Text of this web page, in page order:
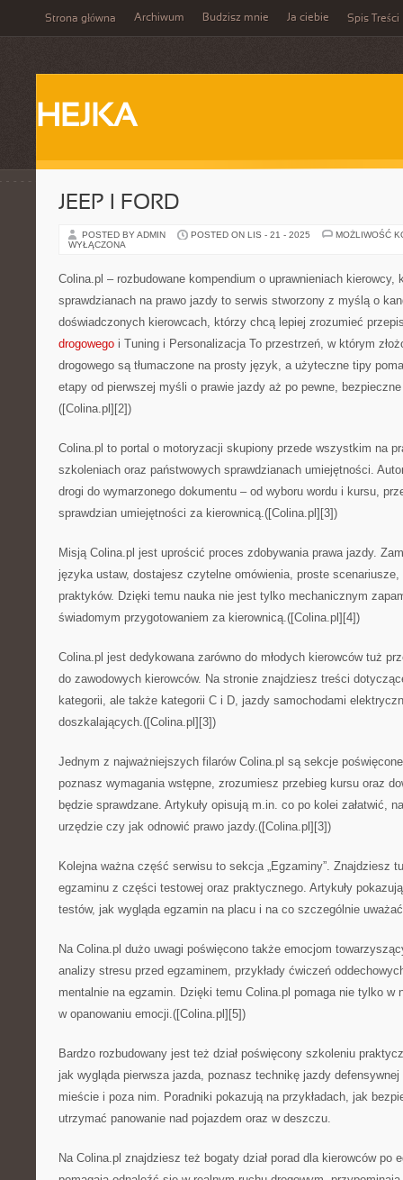
Strona główna Archiwum Budzisz mnie Ja ciebie Spis Treści
HEJKA
JEEP I FORD
POSTED BY ADMIN POSTED ON LIS - 21 - 2025
MOŻLIWOŚĆ
WYŁĄCZONA
Colina.pl – rozbudowane kompendium o uprawnieniach kierowcy,
sprawdzianach na prawo jazdy to serwis stworzony z myślą o
doświadczonych kierowcach, którzy chcą lepiej zrozumieć
drogowego i Tuning i Personalizacja To przestrzeń, w którym
drogowego są tłumaczone na prosty język, a użyteczne tipy
etapy od pierwszej myśli o prawie jazdy aż po pewne,
([Colina.pl][2])
Colina.pl to portal o motoryzacji skupiony przede wszystkim na
szkoleniach oraz państwowych sprawdzianach umiejętności.
drogi do wymarzonego dokumentu – od wyboru wordu i kursu,
sprawdzian umiejętności za kierownicą.([Colina.pl][3])
Misją Colina.pl jest uprościć proces zdobywania prawa jazdy.
języka ustaw, dostajesz czytelne omówienia, proste
praktyków. Dzięki temu nauka nie jest tylko mechanicznym
świadomym przygotowaniem za kierownicą.([Colina.pl][4])
Colina.pl jest dedykowana zarówno do młodych kierowców tuż
do zawodowych kierowców. Na stronie znajdziesz treści
kategorii, ale także kategorii C i D, jazdy samochodami
doszkalających.([Colina.pl][3])
Jednym z najważniejszych filarów Colina.pl są sekcje
poznasz wymagania wstępne, zrozumiesz przebieg kursu oraz
będzie sprawdzane. Artykuły opisują m.in. co po kolei załatwić,
urzędzie czy jak odnowić prawo jazdy.([Colina.pl][3])
Kolejna ważna część serwisu to sekcja „Egzaminy”. Znajdziesz
egzaminu z części testowej oraz praktycznego. Artykuły
testów, jak wygląda egzamin na placu i na co szczególnie
Na Colina.pl dużo uwagi poświęcono także emocjom
analizy stresu przed egzaminem, przykłady ćwiczeń
mentalnie na egzamin. Dzięki temu Colina.pl pomaga nie tylko w
w opanowaniu emocji.([Colina.pl][5])
Bardzo rozbudowany jest też dział poświęcony szkoleniu
jak wygląda pierwsza jazda, poznasz technikę jazdy
mieście i poza nim. Poradniki pokazują na przykładach, jak
utrzymać panowanie nad pojazdem oraz w deszczu.
Na Colina.pl znajdziesz też bogaty dział porad dla kierowców po